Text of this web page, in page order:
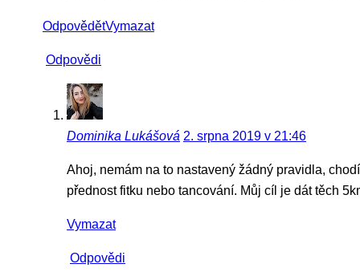
OdpovědětVymazat
Odpovědi
Dominika Lukášová 2. srpna 2019 v 21:46
Ahoj, nemám na to nastavený žádný pravidla,
přednost fitku nebo tancování. Můj cíl je dát těch
Vymazat
Odpovědi